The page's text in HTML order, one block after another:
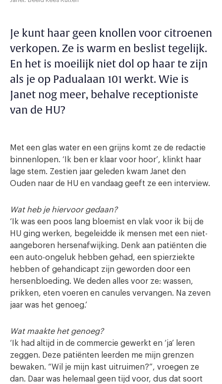
Je kunt haar geen knollen voor citroenen
verkopen. Ze is warm en beslist tegelijk.
En het is moeilijk niet dol op haar te zijn
als je op Padualaan 101 werkt. Wie is
Janet nog meer, behalve receptioniste
van de HU?
Met een glas water en een grijns komt ze de redactie
binnenlopen. ‘Ik ben er klaar voor hoor’, klinkt haar
lage stem. Zestien jaar geleden kwam Janet den
Ouden naar de HU en vandaag geeft ze een interview.
Wat heb je hiervoor gedaan?
‘Ik was een poos lang bloemist en vlak voor ik bij de
HU ging werken, begeleidde ik mensen met een niet-
aangeboren hersenafwijking. Denk aan patiënten die
een auto-ongeluk hebben gehad, een spierziekte
hebben of gehandicapt zijn geworden door een
hersenbloeding. We deden alles voor ze: wassen,
prikken, eten voeren en canules vervangen. Na zeven
jaar was het genoeg.’
Wat maakte het genoeg?
‘Ik had altijd in de commercie gewerkt en ‘ja’ leren
zeggen. Deze patiënten leerden me mijn grenzen
bewaken. “Wil je mijn kast uitruimen?”, vroegen ze
dan. Daar was helemaal geen tijd voor, dus dat soort